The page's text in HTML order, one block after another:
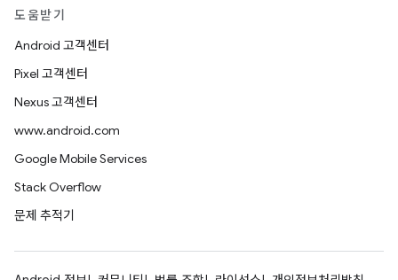
도움받기
Android 고객센터
Pixel 고객센터
Nexus 고객센터
www.android.com
Google Mobile Services
Stack Overflow
문제 추적기